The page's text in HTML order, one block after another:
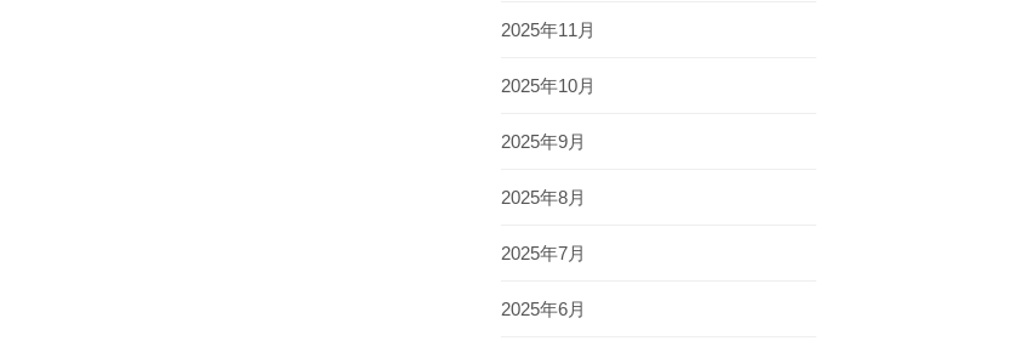
2025年11月
2025年10月
2025年9月
2025年8月
2025年7月
2025年6月